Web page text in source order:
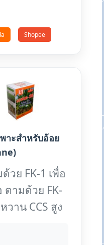
Shopee
พาะสำหรับอ้อย
วย FK-1 เพื่อ
ตามด้วย FK-
วาน CCS สูง